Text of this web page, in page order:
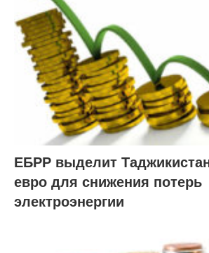
ЕБРР выделит
евро для снижения потерь
электроэнергии